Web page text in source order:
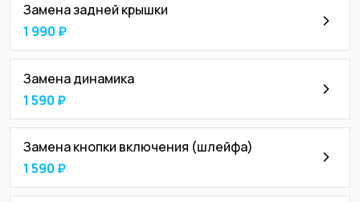
Замена задней крышки
1 990 ₽
Замена динамика
1 590 ₽
Замена кнопки включения (шлейфа)
1 590 ₽